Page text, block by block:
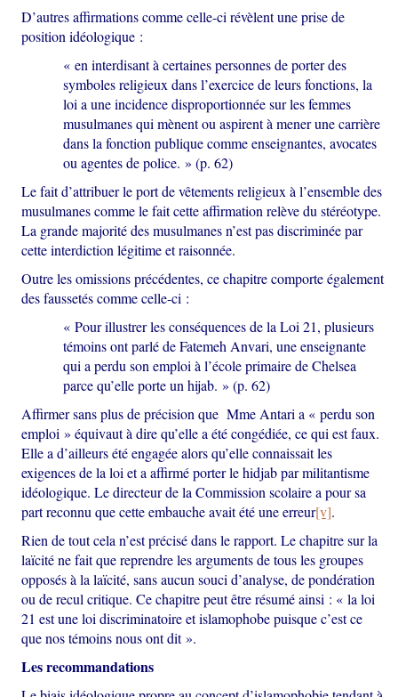
D’autres affirmations comme celle-ci révèlent une prise de
position idéologique :
« en interdisant à certaines personnes de porter des
symboles religieux dans l’exercice de leurs fonctions, la
loi a une incidence disproportionnée sur les femmes
musulmanes qui mènent ou aspirent à mener une carrière
dans la fonction publique comme enseignantes, avocates
ou agentes de police. » (p. 62)
Le fait d’attribuer le port de vêtements religieux à l’ensemble des
musulmanes comme le fait cette affirmation relève du stéréotype.
La grande majorité des musulmanes n’est pas discriminée par
cette interdiction légitime et raisonnée.
Outre les omissions précédentes, ce chapitre comporte également
des faussetés comme celle-ci :
« Pour illustrer les conséquences de la Loi 21, plusieurs
témoins ont parlé de Fatemeh Anvari, une enseignante
qui a perdu son emploi à l’école primaire de Chelsea
parce qu’elle porte un hijab. » (p. 62)
Affirmer sans plus de précision que Mme Antari a « perdu son
emploi » équivaut à dire qu’elle a été congédiée, ce qui est faux.
Elle a d’ailleurs été engagée alors qu’elle connaissait les
exigences de la loi et a affirmé porter le hidjab par militantisme
idéologique. Le directeur de la Commission scolaire a pour sa
part reconnu que cette embauche avait été une erreur[v].
Rien de tout cela n’est précisé dans le rapport. Le chapitre sur la
laïcité ne fait que reprendre les arguments de tous les groupes
opposés à la laïcité, sans aucun souci d’analyse, de pondération
ou de recul critique. Ce chapitre peut être résumé ainsi : « la loi
21 est une loi discriminatoire et islamophobe puisque c’est ce
que nos témoins nous ont dit ».
Les recommandations